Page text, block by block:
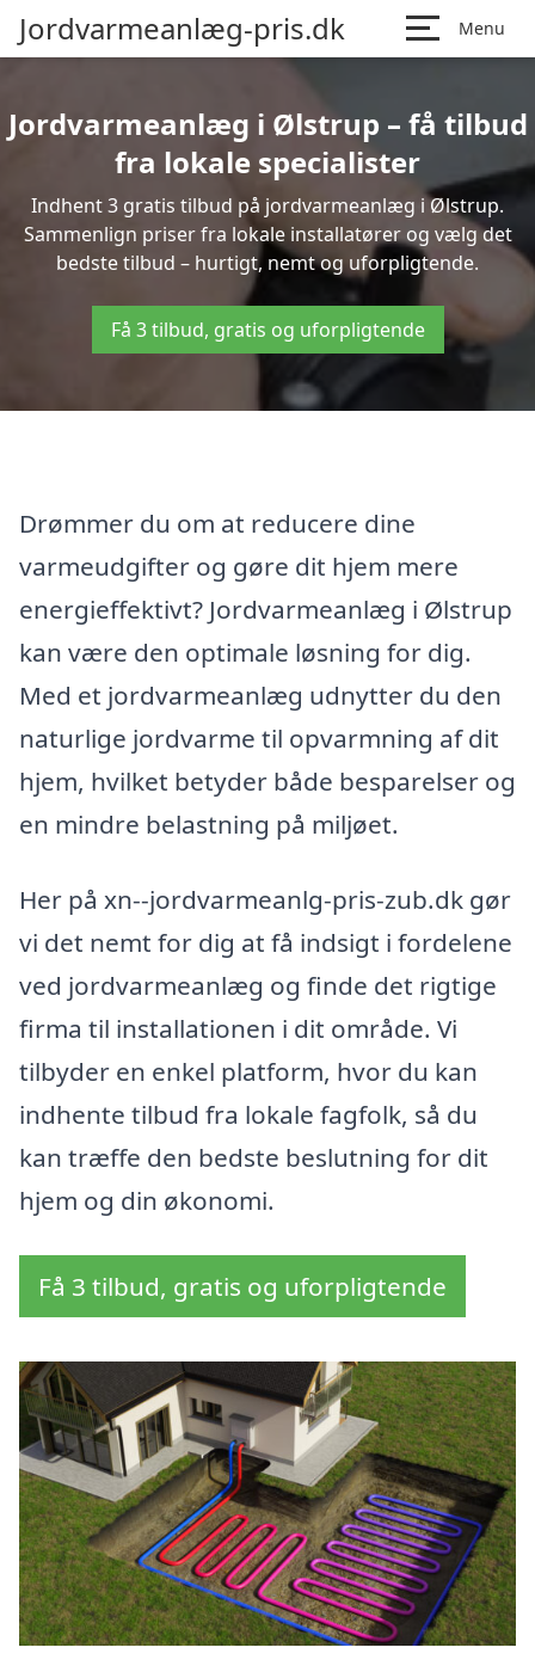
Jordvarmeanlæg-pris.dk Menu
Jordvarmeanlæg i Ølstrup – få tilbud
fra lokale specialister
Indhent 3 gratis tilbud på jordvarmeanlæg i Ølstrup.
Sammenlign priser fra lokale installatører og vælg det
bedste tilbud – hurtigt, nemt og uforpligtende.
Få 3 tilbud, gratis og uforpligtende
Drømmer du om at reducere dine
varmeudgifter og gøre dit hjem mere
energieffektivt? Jordvarmeanlæg i Ølstrup
kan være den optimale løsning for dig.
Med et jordvarmeanlæg udnytter du den
naturlige jordvarme til opvarmning af dit
hjem, hvilket betyder både besparelser og
en mindre belastning på miljøet.
Her på xn--jordvarmeanlg-pris-zub.dk gør
vi det nemt for dig at få indsigt i fordelene
ved jordvarmeanlæg og finde det rigtige
firma til installationen i dit område. Vi
tilbyder en enkel platform, hvor du kan
indhente tilbud fra lokale fagfolk, så du
kan træffe den bedste beslutning for dit
hjem og din økonomi.
Få 3 tilbud, gratis og uforpligtende